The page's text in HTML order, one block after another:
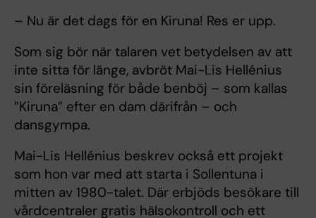
– Nu är det dags för en Kiruna! Res er upp.
Som sig bör när talaren vet betydelsen av att
inte sitta för länge, avbröt Mai-Lis Hellénius
sin föreläsning för både benböj – som kallas
”Kiruna” efter en dam därifrån – och
dansgympa.
Mai-Lis Hellénius beskrev också ett projekt
som hon var med att starta i Sollentuna i
mitten av 1980-talet. Där erbjöds besökare till
vårdcentraler gratis hälsokontroll och ett